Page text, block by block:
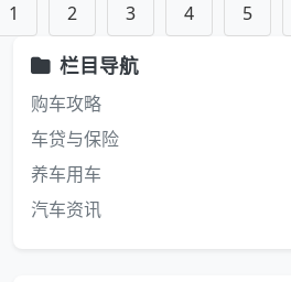
1 2 3 4 5
栏目导航
购车攻略
车贷与保险
养车用车
汽车资讯